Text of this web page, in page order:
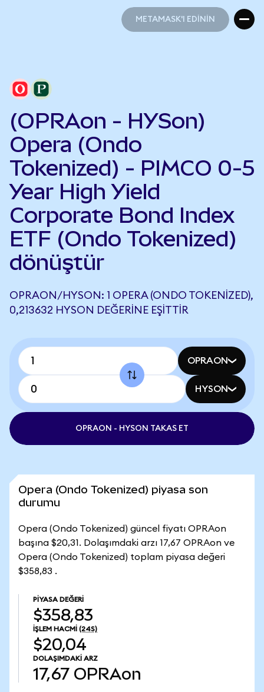
METAMASK'I EDİNİN
(OPRAon - HYSon)
Opera (Ondo
Tokenized) - PIMCO 0-5
Year High Yield
Corporate Bond Index
ETF (Ondo Tokenized)
dönüştür
OPRAON/HYSON: 1 OPERA (ONDO TOKENIZED),
0,213632 HYSON DEĞERINE EŞITTIR
OPRAON
HYSON
OPRAON - HYSON TAKAS ET
Opera (Ondo Tokenized) piyasa son
durumu
Opera (Ondo Tokenized) güncel fiyatı OPRAon
başına $20,31. Dolaşımdaki arzı 17,67 OPRAon ve
Opera (Ondo Tokenized) toplam piyasa değeri
$358,83 .
PIYASA DEĞERI
$358,83
İŞLEM HACMI (24S)
$20,04
DOLAŞIMDAKI ARZ
17,67 OPRAon